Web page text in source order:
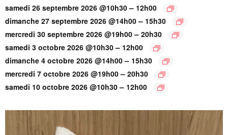
samedi 26 septembre 2026 @10h30– 12h00
dimanche 27 septembre 2026 @14h00– 15h30
mercredi 30 septembre 2026 @19h00– 20h30
samedi 3 octobre 2026 @10h30– 12h00
dimanche 4 octobre 2026 @14h00– 15h30
mercredi 7 octobre 2026 @19h00– 20h30
samedi 10 octobre 2026 @10h30– 12h00